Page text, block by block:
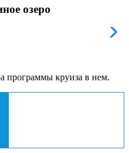
озеро
программы круиза в нем.